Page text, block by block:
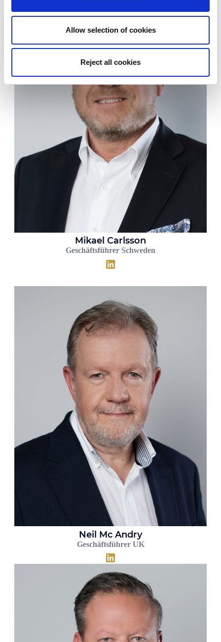
Allow selection of cookies
Reject all cookies
Mikael Carlsson
Geschäftsführer Schweden
LinkedIn
Neil Mc Andry
Geschäftsführer UK
LinkedIn